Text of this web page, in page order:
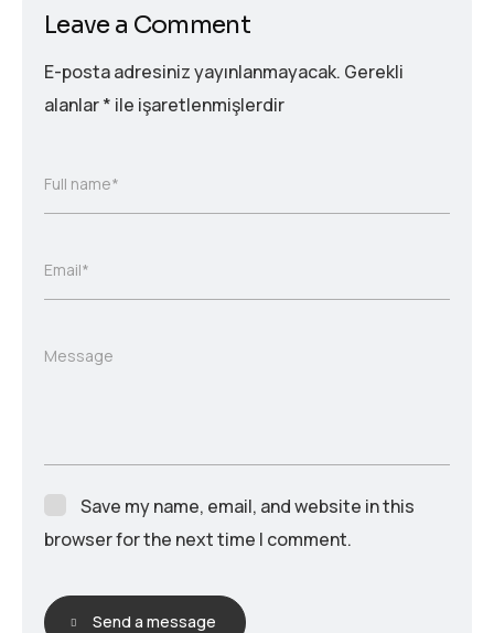
Leave a Comment
E-posta adresiniz yayınlanmayacak. Gerekli
alanlar* ile işaretlenmişlerdir
Full name*
Email*
Message
Save my name, email, and website in this
browser for the next time I comment.
Send a message